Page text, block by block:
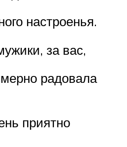
настроенья.
за вас,
радовала
приятно